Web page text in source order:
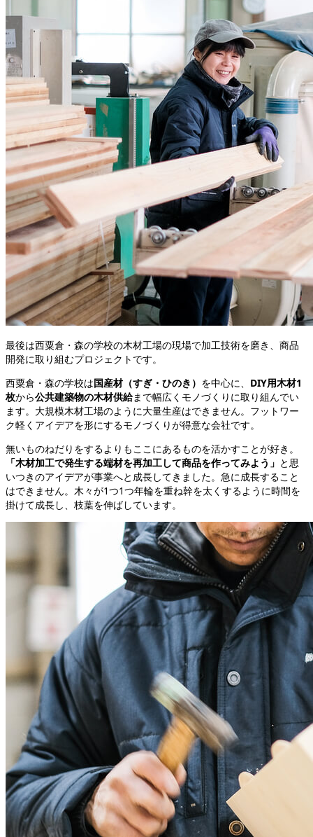
最後は西粟倉・森の学校の木材工場の現場で加工技術を磨き、商品
開発に取り組むプロジェクトです。
西粟倉・森の学校は国産材（すぎ・ひのき） を中心に、 DIY用木材1
枚から公共建築物の木材供給まで幅広くモノづくりに取り組んでい
ます。大規模木材工場のように大量生産はできません。フットワー
ク軽くアイデアを形にするモノづくりが得意な会社です。
無いものねだりをするよりもここにあるものを活かすことが好き。
「木材加工で発生する端材を再加工して商品を作ってみよう」 と思
いつきのアイデアが事業へと成長してきました。急に成長すること
はできません。木々が1つ1つ年輪を重ね幹を太くするように時間を
掛けて成長し、枝葉を伸ばしています。